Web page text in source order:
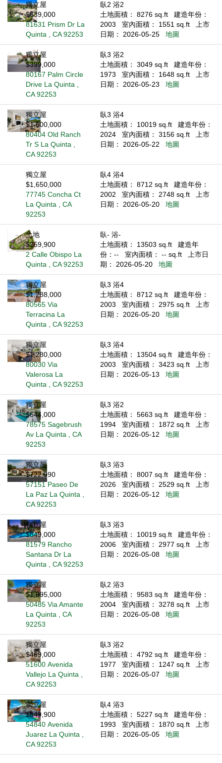
獨立屋
$539,000
81631 Prism Dr La
Quinta , CA 92253
臥2 浴2
土地面積： 8276 sq.ft
建造年份：
2003
室內面積： 1551 sq.ft
上市
日期： 2026-05-25
地圖
獨立屋
$399,000
80167 Palm Circle
Drive La Quinta ,
CA 92253
臥3 浴2
土地面積： 3049 sq.ft
建造年份：
1973
室內面積： 1648 sq.ft
上市
日期： 2026-05-23
地圖
獨立屋
$1,600,000
80404 Old Ranch
Tr S La Quinta ,
CA 92253
臥3 浴4
土地面積： 10019 sq.ft
建造年份：
2024
室內面積： 3156 sq.ft
上市
日期： 2026-05-22
地圖
獨立屋
$1,650,000
77745 Concha Ct
La Quinta , CA
92253
臥4 浴4
土地面積： 8712 sq.ft
建造年份：
2002
室內面積： 2748 sq.ft
上市
日期： 2026-05-20
地圖
土地
$259,900
2 Calle Obispo La
Quinta , CA 92253
臥- 浴-
土地面積： 13503 sq.ft
建造年
份：--
室內面積： -- sq.ft
上市日
期： 2026-05-20
地圖
獨立屋
$1,288,000
80565 Via
Terracina La
Quinta , CA 92253
臥3 浴4
土地面積： 8712 sq.ft
建造年份：
2003
室內面積： 2975 sq.ft
上市
日期： 2026-05-20
地圖
獨立屋
$1,280,000
80030 Via
Valerosa La
Quinta , CA 92253
臥3 浴4
土地面積： 13504 sq.ft
建造年份：
2003
室內面積： 3423 sq.ft
上市
日期： 2026-05-13
地圖
獨立屋
$644,000
78575 Sagebrush
Av La Quinta , CA
92253
臥3 浴2
土地面積： 5663 sq.ft
建造年份：
1994
室內面積： 1872 sq.ft
上市
日期： 2026-05-12
地圖
獨立屋
$722,990
57151 Paseo De
La Paz La Quinta ,
CA 92253
臥3 浴3
土地面積： 8007 sq.ft
建造年份：
2026
室內面積： 2529 sq.ft
上市
日期： 2026-05-12
地圖
獨立屋
$849,000
81579 Rancho
Santana Dr La
Quinta , CA 92253
臥3 浴3
土地面積： 10019 sq.ft
建造年份：
2006
室內面積： 2977 sq.ft
上市
日期： 2026-05-08
地圖
獨立屋
$1,095,000
50485 Via Amante
La Quinta , CA
92253
臥2 浴3
土地面積： 9583 sq.ft
建造年份：
2004
室內面積： 3278 sq.ft
上市
日期： 2026-05-08
地圖
獨立屋
$469,000
51600 Avenida
Vallejo La Quinta ,
CA 92253
臥3 浴2
土地面積： 4792 sq.ft
建造年份：
1977
室內面積： 1247 sq.ft
上市
日期： 2026-05-07
地圖
獨立屋
$849,900
54840 Avenida
Juarez La Quinta ,
CA 92253
臥4 浴3
土地面積： 5227 sq.ft
建造年份：
1993
室內面積： 1870 sq.ft
上市
日期： 2026-05-05
地圖